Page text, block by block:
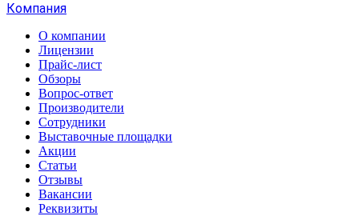
Компания
О компании
Лицензии
Прайс-лист
Обзоры
Вопрос-ответ
Производители
Сотрудники
Выставочные площадки
Акции
Статьи
Отзывы
Вакансии
Реквизиты